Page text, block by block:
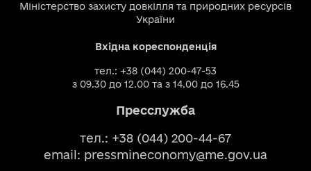
Міністерство захисту довкілля та природних ресурсів
України
Вхідна кореспонденція
тел.: +38 (044) 200-47-53
з 09.30 до 12.00 та з 14.00 до 16.45
Пресслужба
тел.: +38 (044) 200-44-67
email: pressmineconomy@me.gov.ua